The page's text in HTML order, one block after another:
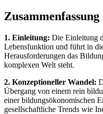
1. Einleitung: Die Einleitung
Lebensfunktion und führt in
Herausforderungen das
komplexen Welt steht.
2. Konzeptioneller Wandel:
Übergang von einem rein
einer bildungsökonomischen
gesellschaftliche Trends wie